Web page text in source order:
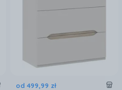
od 499,99 zł